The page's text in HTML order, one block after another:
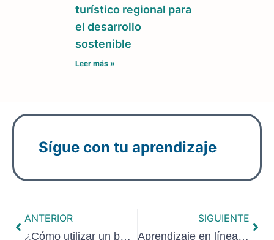
turístico regional para
el desarrollo
sostenible
Leer más »
Sígue con tu aprendizaje
ANTERIOR
¿Cómo utilizar un boletín informativo o newsletter para generar valor?
SIGUIENTE
Aprendizaje en línea: Oportunidades educativas en el entorno digital